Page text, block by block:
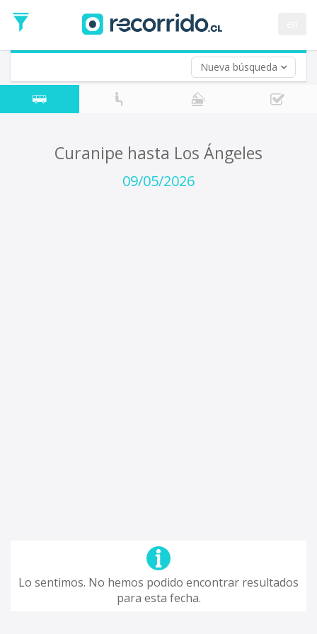
Nueva búsqueda
de
Ida
Vuelta (opcional)
Fecha
de
Curanipe hasta Los Ángeles
09/05/2026
Lo sentimos. No hemos podido encontrar resultados
para esta fecha.